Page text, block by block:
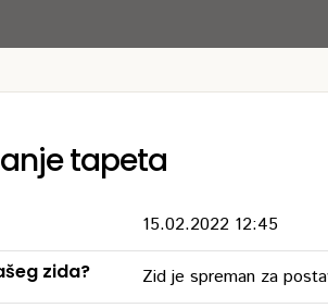
tapeta
15.02.2022 12:45
zida?
Zid je spreman za